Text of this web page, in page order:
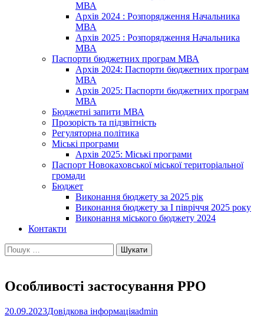
МВА
Архів 2024 : Розпорядження Начальника
МВА
Архів 2025 : Розпорядження Начальника
МВА
Паспорти бюджетних програм МВА
Архів 2024: Паспорти бюджетних програм
МВА
Архів 2025: Паспорти бюджетних програм
МВА
Бюджетні запити МВА
Прозорість та підзвітність
Регуляторна політика
Міські програми
Архів 2025: Міські програми
Паспорт Новокаховської міської територіальної
громади
Бюджет
Виконання бюджету за 2025 рік
Виконання бюджету за І півріччя 2025 року
Виконання міського бюджету 2024
Контакти
Пошук:
Особливості застосування РРО
20.09.2023Довідкова інформаціяadmin